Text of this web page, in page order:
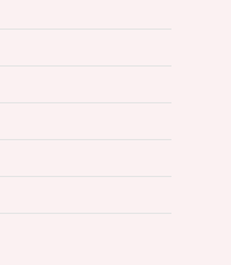
6:00 pm
Siete notas